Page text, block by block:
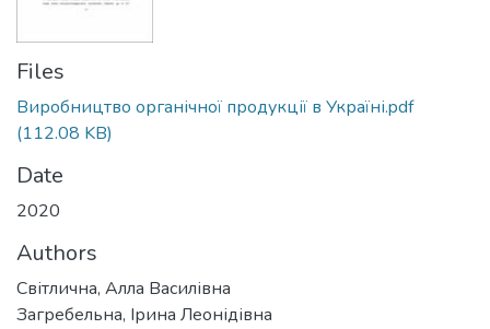
Files
Виробництво органічної продукції в Україні.pdf
(112.08 KB)
Date
2020
Authors
Світлична, Алла Василівна
Загребельна, Ірина Леонідівна